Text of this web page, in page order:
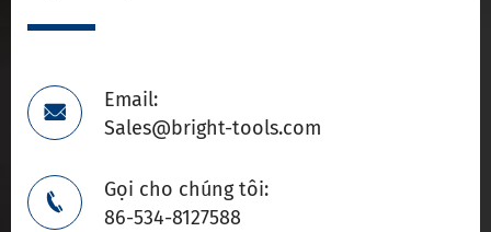

Email:
Sales@bright-tools.com

Gọi cho chúng tôi:
86-534-8127588